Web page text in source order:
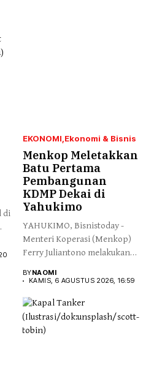
di
EKONOMI Ekonomi & Bisnis
Menkop Meletakkan
Batu Pertama
Pembangunan
KDMP Dekai di
Yahukimo
YAHUKIMO, Bisnistoday -
Menteri Koperasi (Menkop)
Ferry Juliantono melakukan
BYNAOMI
KAMIS, 6 AGUSTUS 2026, 16:59